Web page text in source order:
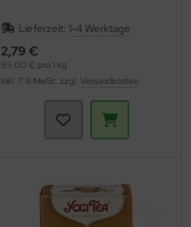
Lieferzeit: 1-4 Werktage
2,79 €
93,00 € pro 1 kg
inkl. 7 % MwSt. zzgl. Versandkosten